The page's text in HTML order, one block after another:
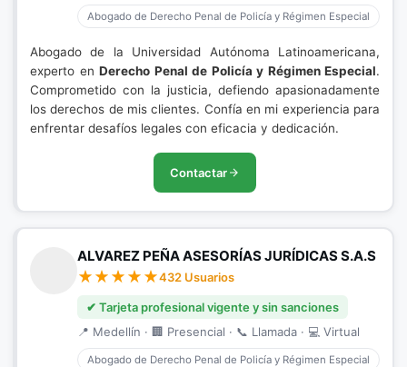
Abogado de Derecho Penal de Policía y Régimen Especial
Abogado de la Universidad Autónoma Latinoamericana,
experto en Derecho Penal de Policía y Régimen Especial.
Comprometido con la justicia, defiendo apasionadamente
los derechos de mis clientes. Confía en mi experiencia para
enfrentar desafíos legales con eficacia y dedicación.
Contactar
ALVAREZ PEÑA ASESORÍAS JURÍDICAS S.A.S
432 Usuarios
✔ Tarjeta profesional vigente y sin sanciones
📍 Medellín · 🏢 Presencial · 📞 Llamada · 💻 Virtual
Abogado de Derecho Penal de Policía y Régimen Especial